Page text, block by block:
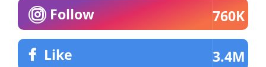
Follow 760K
Like 3.4M